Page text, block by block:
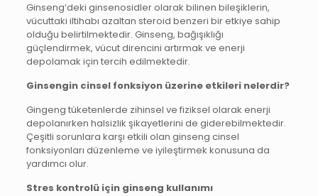
Ginseng’deki ginsenosidler olarak bilinen bileşiklerin,
vücuttaki iltihabı azaltan steroid benzeri bir etkiye sahip
olduğu belirtilmektedir. Ginseng, bağışıklığı
güçlendirmek, vücut direncini artırmak ve enerji
depolamak için tercih edilmektedir.
Ginsengin cinsel fonksiyon üzerine etkileri nelerdir?
Gingeng tüketenlerde zihinsel ve fiziksel olarak enerji
depolanırken halsizlik şikayetlerini de giderebilmektedir.
Çeşitli sorunlara karşı etkili olan ginseng cinsel
fonksiyonları düzenleme ve iyileştirmek konusuna da
yardımcı olur.
Stres kontrolü için ginseng kullanımı